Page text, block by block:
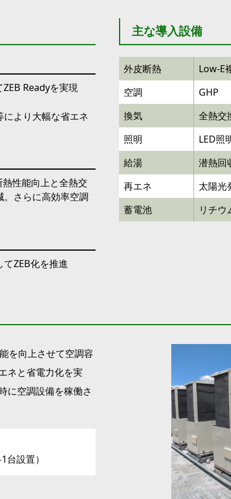
Readyを実現
より大幅な省エネ
性能向上と全熱交
さらに高効率空調
ZEB化を推進
主な導入設備
外皮断熱
Low-E
空調
GHP
換気
全熱交
照明
LED照
給湯
潜熱回
再エネ
太陽光
蓄電池
リチウ
を向上させて空調容
ネと省電力化を実
に空調設備を稼働さ
台設置）